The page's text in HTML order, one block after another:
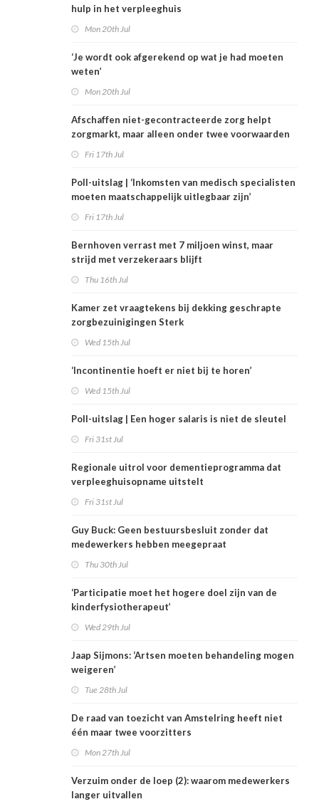
hulp in het verpleeghuis
Mon 20th Jul
‘Je wordt ook afgerekend op wat je had moeten
weten’
Mon 20th Jul
Afschaffen niet-gecontracteerde zorg helpt
zorgmarkt, maar alleen onder twee voorwaarden
Fri 17th Jul
Poll-uitslag | ‘Inkomsten van medisch specialisten
moeten maatschappelijk uitlegbaar zijn’
Fri 17th Jul
Bernhoven verrast met 7 miljoen winst, maar
strijd met verzekeraars blijft
Thu 16th Jul
Kamer zet vraagtekens bij dekking geschrapte
zorgbezuinigingen Sterk
Wed 15th Jul
‘Incontinentie hoeft er niet bij te horen’
Wed 15th Jul
Poll-uitslag | Een hoger salaris is niet de sleutel
Fri 31st Jul
Regionale uitrol voor dementieprogramma dat
verpleeghuisopname uitstelt
Fri 31st Jul
Guy Buck: Geen bestuursbesluit zonder dat
medewerkers hebben meegepraat
Thu 30th Jul
‘Participatie moet het hogere doel zijn van de
kinderfysiotherapeut’
Wed 29th Jul
Jaap Sijmons: ‘Artsen moeten behandeling mogen
weigeren’
Tue 28th Jul
De raad van toezicht van Amstelring heeft niet
één maar twee voorzitters
Mon 27th Jul
Verzuim onder de loep (2): waarom medewerkers
langer uitvallen